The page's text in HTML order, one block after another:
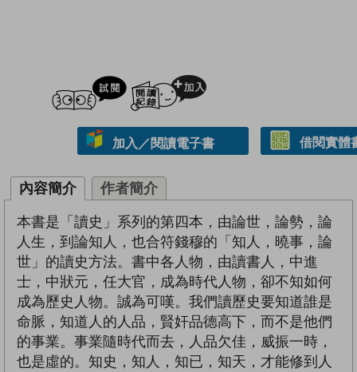
試閲
加入／閱讀電子書 借閱實體
內容簡介 作者簡介
本書是「讀史」系列的第四本，由論世，論勢，論
人生，到論知人，也合符錢穆的「知人，曉事，論
世」的讀史方法。書中各人物，由讀書人，中進
士，中狀元，任大官，成為時代人物，卻不知如何
成為歷史人物。誠為可嘆。我們讀歷史要知道誰是
命脈，知道人的人品，賢奸品德高下，而不是他們
的事業。事業隨時代而去，人品欠佳，威振一時，
也是虛的。知史，知人，知已，知天，才能修到人